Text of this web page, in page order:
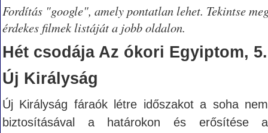
Fordítás "google", amely pontatlan lehet. Tekintse
érdekes filmek listáját a jobb oldalon.
Hét csodája Az ókori Egyiptom,
Új Királyság
Új Királyság fáraók létre időszakot a soha
biztosításával a határokon és erősítése